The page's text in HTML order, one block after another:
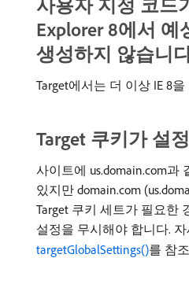
사용자 지정 코드
Explorer 8에서 예
생성하지 않습니
Target에서는 더 이상 IE 8
Target 쿠키가 설
사이트에 us.domain.com과
있지만 domain.com
Target 쿠키 세트가 필요한
설정을 무시해야 합니다.
targetGlobalSettings()를 참